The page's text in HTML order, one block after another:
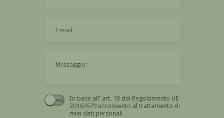
In base all' art. 13 del Regolamento UE n.
2016/679 acconsento al trattamento dei
miei dati personali
Devi dare il consenso